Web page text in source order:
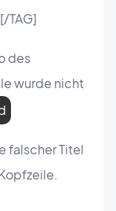
[/TAG]
des
wurde nicht
falscher Titel